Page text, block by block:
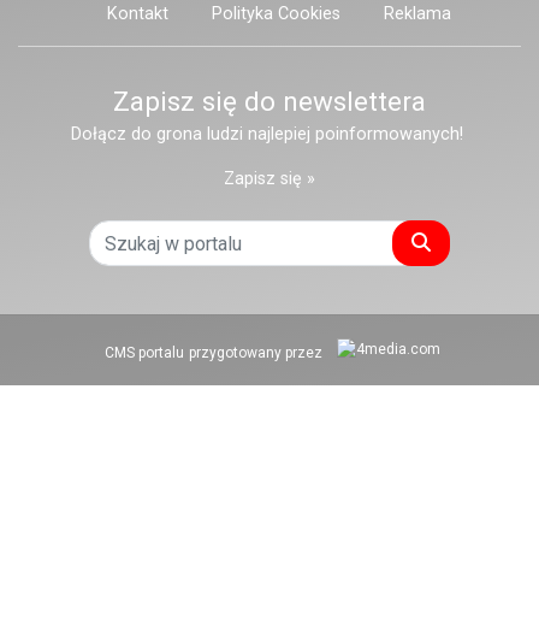
Kontakt Polityka Cookies Reklama
Zapisz się do newslettera
Dołącz do grona ludzi najlepiej poinformowanych!
Zapisz się »
Szukaj
CMS portalu przygotowany przez